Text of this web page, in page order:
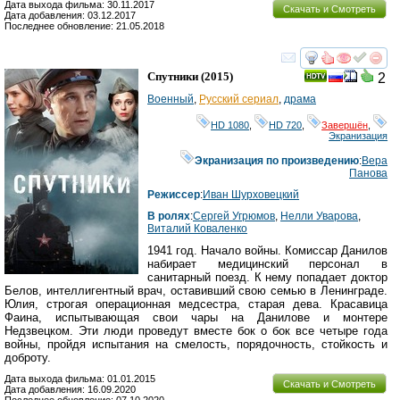
Скачать и Смотреть
Дата выхода фильма: 30.11.2017
Дата добавления: 03.12.2017
Последнее обновление: 21.05.2018
смотреть
2
Спутники (2015)
Военный Русский сериал драма
HD 1080 HD 720 Завершён
Экранизация
Экранизация по произведению:Вера
Панова
Режиссер:Иван Шурховецкий
В ролях:Сергей Угрюмов Нелли Уварова
Виталий Коваленко
1941 год. Начало войны. Комиссар Данилов
набирает медицинский персонал в
санитарный поезд. К нему попадает доктор
Белов, интеллигентный врач, оставивший свою семью в Ленинграде.
Юлия, строгая операционная медсестра, старая дева. Красавица
Фаина, испытывающая свои чары на Данилове и монтере
Недзвецком. Эти люди проведут вместе бок о бок все четыре года
войны, пройдя испытания на смелость, порядочность, стойкость и
доброту.
Скачать и Смотреть
Дата выхода фильма: 01.01.2015
Дата добавления: 16.09.2020